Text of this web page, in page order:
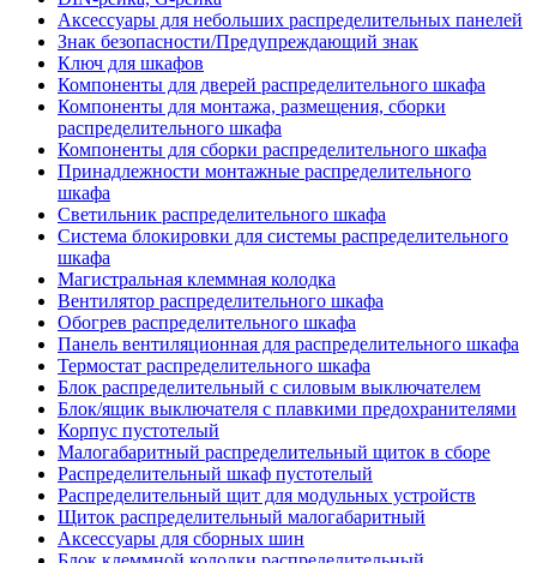
Аксессуары для небольших распределительных панелей
Знак безопасности/Предупреждающий знак
Ключ для шкафов
Компоненты для дверей распределительного шкафа
Компоненты для монтажа, размещения, сборки
распределительного шкафа
Компоненты для сборки распределительного шкафа
Принадлежности монтажные распределительного
шкафа
Светильник распределительного шкафа
Система блокировки для системы распределительного
шкафа
Магистральная клеммная колодка
Вентилятор распределительного шкафа
Обогрев распределительного шкафа
Панель вентиляционная для распределительного шкафа
Термостат распределительного шкафа
Блок распределительный с силовым выключателем
Блок/ящик выключателя с плавкими предохранителями
Корпус пустотелый
Малогабаритный распределительный щиток в сборе
Распределительный шкаф пустотелый
Распределительный щит для модульных устройств
Щиток распределительный малогабаритный
Аксессуары для сборных шин